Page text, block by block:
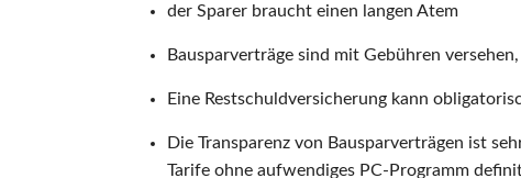
der Sparer braucht einen langen Atem
Bausparverträge sind mit Gebühren
Eine Restschuldversicherung kann
Die Transparenz von Bausparverträgen ist
Tarife ohne aufwendiges PC-Programm